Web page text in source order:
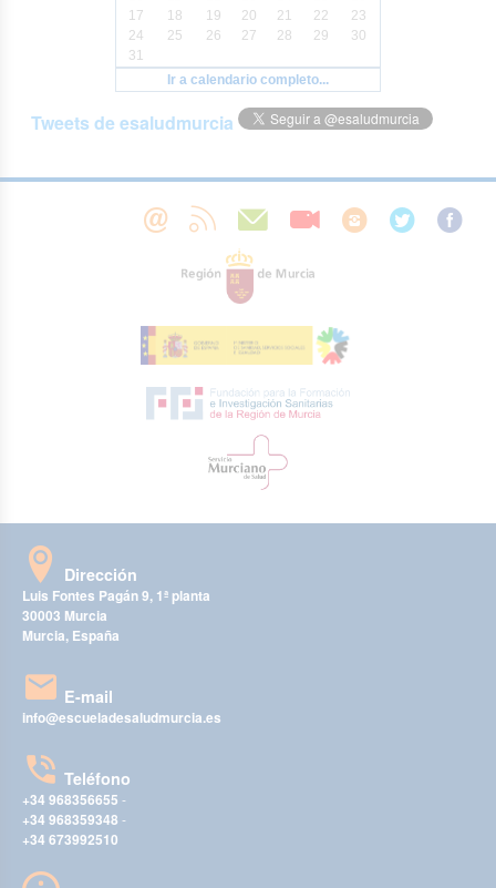
17
18 19 20 21 22
23
24
25 26 27 28 29
30
31
Ir a calendario completo...
Tweets de esaludmurcia
Dirección
Luis Fontes Pagán 9, 1ª planta
30003 Murcia
Murcia, España
E-mail
info@escueladesaludmurcia.es
Teléfono
+34 968356655 -
+34 968359348 -
+34 673992510